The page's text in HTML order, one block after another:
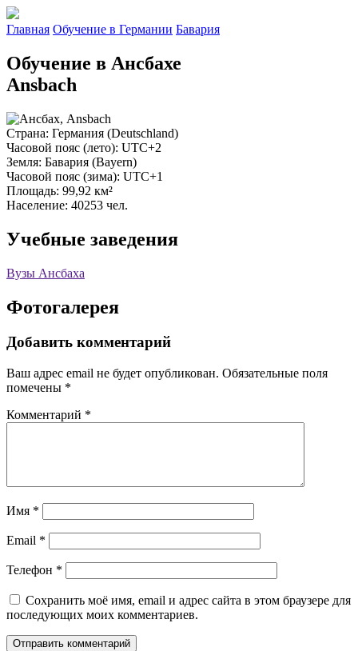
Главная Обучение в Германии Бавария
Обучение в Ансбахе
Ansbach
Страна: Германия (Deutschland)
Часовой пояс (лето): UTC+2
Земля: Бавария (Bayern)
Часовой пояс (зима): UTC+1
Площадь: 99,92 км²
Население: 40253 чел.
Учебные заведения
Вузы Ансбаха
Фотогалерея
Добавить комментарий
Ваш адрес email не будет опубликован. Обязательные поля
помечены *
Комментарий *
Имя *
Email *
Телефон *
Сохранить моё имя, email и адрес сайта в этом браузере для
последующих моих комментариев.